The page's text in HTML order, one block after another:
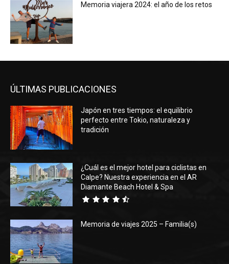
Memoria viajera 2024: el año de los retos
ÚLTIMAS PUBLICACIONES
Japón en tres tiempos: el equilibrio
perfecto entre Tokio, naturaleza y
tradición
¿Cuál es el mejor hotel para ciclistas en
Calpe? Nuestra experiencia en el AR
Diamante Beach Hotel & Spa
Memoria de viajes 2025 – Familia(s)